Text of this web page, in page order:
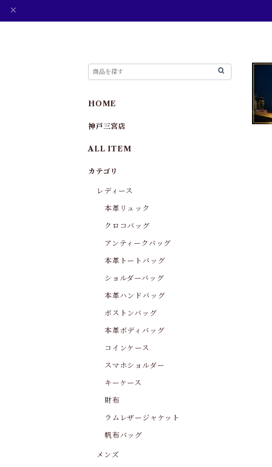
HOME
神戸三宮店
ALL ITEM
カテゴリ
レディース
本革リュック
クロコバッグ
アンティークバッグ
本革トートバッグ
ショルダーバッグ
本革ハンドバッグ
ボストンバッグ
本革ボディバッグ
コインケース
スマホショルダー
キーケース
財布
ラムレザージャケット
帆布バッグ
メンズ